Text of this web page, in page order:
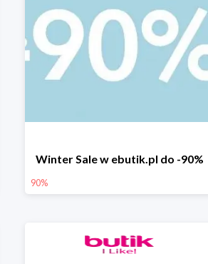
Winter Sale w ebutik.pl do -90%
90%